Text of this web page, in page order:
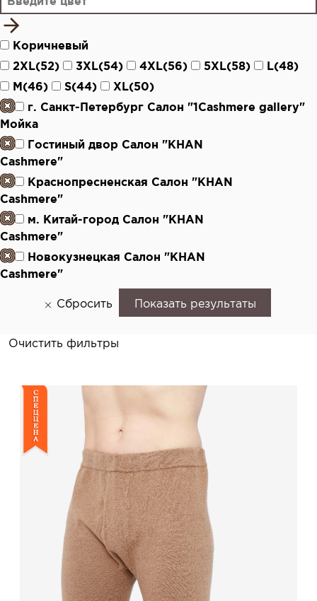
Коричневый
2XL(52)
3XL(54) 4XL(56) 5XL(58)
L(48)
M(46)
S(44)
XL(50)
г. Санкт-Петербург Салон "1Cashmere gallery"
Мойка
Гостиный двор Салон "KHAN
Cashmere"
Краснопресненская Салон "KHAN
Cashmere"
м. Китай-город Салон "KHAN
Cashmere"
Новокузнецкая Салон "KHAN
Cashmere"
Сбросить Показать результаты
Очистить фильтры